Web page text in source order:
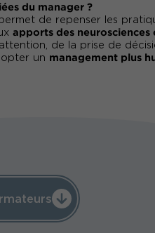
du manager ?
de repenser les
apports des neurosciences
de la prise de
un management plus
compétences
l'engagement
compte des